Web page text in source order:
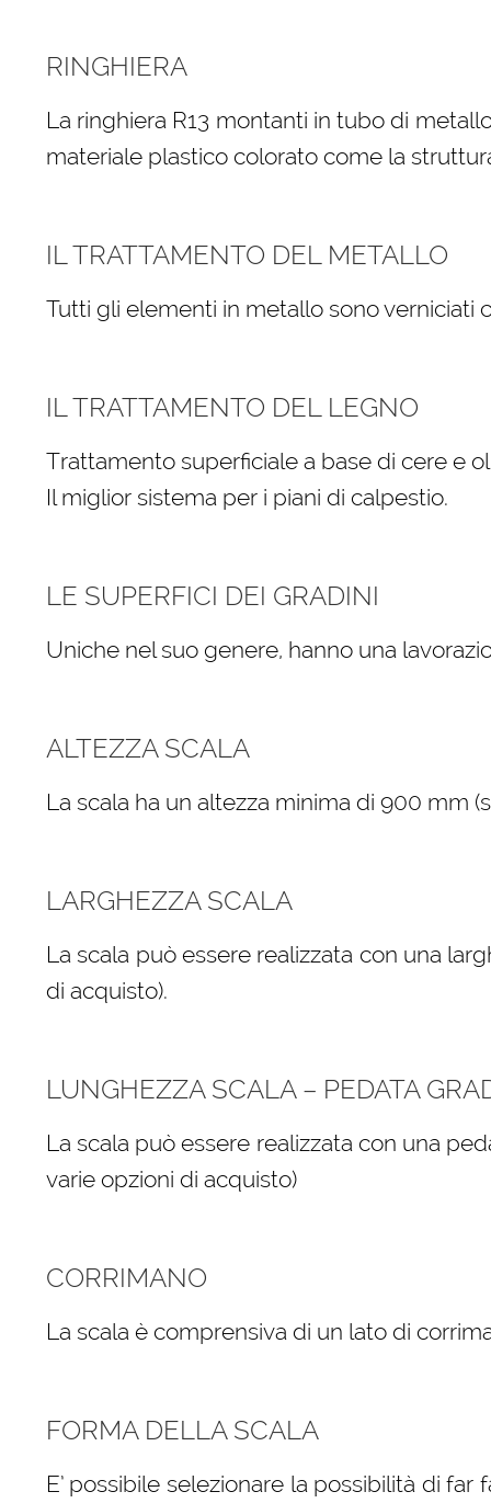
RINGHIERA
La ringhiera R13 montanti in tubo di
materiale plastico colorato come la
IL TRATTAMENTO DEL METALLO
Tutti gli elementi in metallo sono verniciati
IL TRATTAMENTO DEL LEGNO
Trattamento superficiale a base di cere e
Il miglior sistema per i piani di calpestio.
LE SUPERFICI DEI GRADINI
Uniche nel suo genere, hanno una
ALTEZZA SCALA
La scala ha un altezza minima di 900 mm
LARGHEZZA SCALA
La scala può essere realizzata con una
di acquisto).
LUNGHEZZA SCALA – PEDATA
La scala può essere realizzata con una
varie opzioni di acquisto)
CORRIMANO
La scala è comprensiva di un lato di
FORMA DELLA SCALA
E’ possibile selezionare la possibilità di